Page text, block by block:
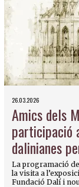
26.03.2026
Amics dels
participació
dalinianes
La programació
la visita a
Fundació Dalí i